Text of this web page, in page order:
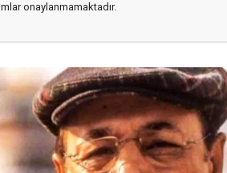
onaylanmamaktadır.